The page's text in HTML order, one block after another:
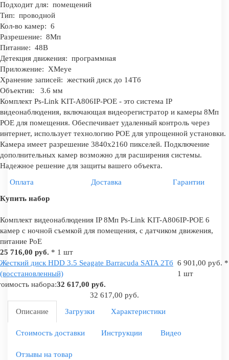
Подходит для: помещений
Тип: проводной
Кол-во камер: 6
Разрешение: 8Мп
Питание: 48В
Детекция движения: программная
Приложение:
XMeye
Хранение записей: жесткий диск до 14Тб
Объектив:
3.6 мм
Комплект Ps-Link KIT-A806IP-POE - это система IP
видеонаблюдения, включающая видеорегистратор и камеры 8Мп
POE для помещения. Обеспечивает удаленный контроль через
интернет, использует технологию POE для упрощенной установки.
Камера имеет разрешение 3840x2160 пикселей. Подключение
дополнительных камер возможно для расширения системы.
Надежное решение для защиты вашего объекта.
Оплата
Доставка
Гарантии
Купить набор
Комплект видеонаблюдения IP 8Мп Ps-Link KIT-A806IP-POE 6
камер с ночной съемкой для помещения, с датчиком движения,
питание PoE
25 716,00 руб. * 1 шт
Жесткий диск HDD 3.5 Seagate Barracuda SATA 2Tб
(восстановленный)
6 901,00 руб. *
1 шт
набора:32 617,00 руб.
32 617,00 руб.
Описание
Загрузки Характеристики
Стоимость доставки Инструкции Видео
Отзывы на товар